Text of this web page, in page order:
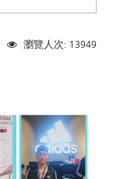
瀏覽人次: 13949